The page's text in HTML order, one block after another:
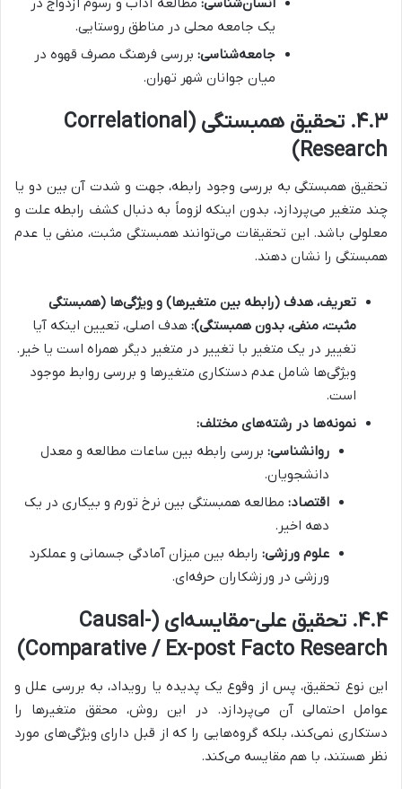
یک جامعه محلی در مناطق روستایی.
جامعه‌شناسی: بررسی فرهنگ مصرف قهوه در
میان جوانان شهر تهران.
۴.۳. تحقیق همبستگی (Correlational
Research)
تحقیق همبستگی به بررسی وجود رابطه، جهت و شدت آن بین دو یا
چند متغیر می‌پردازد، بدون اینکه لزوماً به دنبال کشف رابطه علت و
معلولی باشد. این تحقیقات می‌توانند همبستگی مثبت، منفی یا عدم
همبستگی را نشان دهند.
تعریف، هدف (رابطه بین متغیرها) و ویژگی‌ها (همبستگی
مثبت، منفی، بدون همبستگی): هدف اصلی، تعیین اینکه آیا
تغییر در یک متغیر با تغییر در متغیر دیگر همراه است یا خیر.
ویژگی‌ها شامل عدم دستکاری متغیرها و بررسی روابط موجود
است.
نمونه‌ها در رشته‌های مختلف:
روانشناسی: بررسی رابطه بین ساعات مطالعه و معدل
دانشجویان.
اقتصاد: مطالعه همبستگی بین نرخ تورم و بیکاری در یک
دهه اخیر.
علوم ورزشی: رابطه بین میزان آمادگی جسمانی و عملکرد
ورزشی در ورزشکاران حرفه‌ای.
۴.۴. تحقیق علی-مقایسه‌ای (Causal-
Comparative / Ex-post Facto Research)
این نوع تحقیق، پس از وقوع یک پدیده یا رویداد، به بررسی علل و
عوامل احتمالی آن می‌پردازد. در این روش، محقق متغیرها را
دستکاری نمی‌کند، بلکه گروه‌هایی را که از قبل دارای ویژگی‌های مورد
نظر هستند، با هم مقایسه می‌کند.